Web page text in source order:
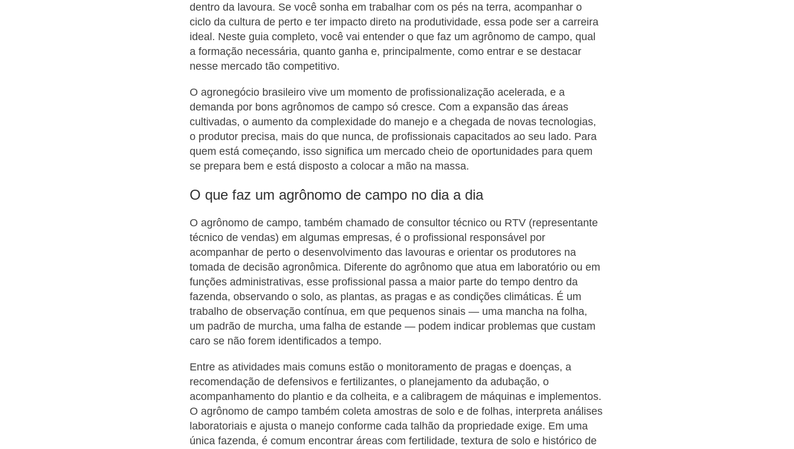
dentro da lavoura. Se você sonha em trabalhar com os pés na terra, acompanhar o
ciclo da cultura de perto e ter impacto direto na produtividade, essa pode ser a carreira
ideal. Neste guia completo, você vai entender o que faz um agrônomo de campo, qual
a formação necessária, quanto ganha e, principalmente, como entrar e se destacar
nesse mercado tão competitivo.
O agronegócio brasileiro vive um momento de profissionalização acelerada, e a
demanda por bons agrônomos de campo só cresce. Com a expansão das áreas
cultivadas, o aumento da complexidade do manejo e a chegada de novas tecnologias,
o produtor precisa, mais do que nunca, de profissionais capacitados ao seu lado. Para
quem está começando, isso significa um mercado cheio de oportunidades para quem
se prepara bem e está disposto a colocar a mão na massa.
O que faz um agrônomo de campo no dia a dia
O agrônomo de campo, também chamado de consultor técnico ou RTV (representante
técnico de vendas) em algumas empresas, é o profissional responsável por
acompanhar de perto o desenvolvimento das lavouras e orientar os produtores na
tomada de decisão agronômica. Diferente do agrônomo que atua em laboratório ou em
funções administrativas, esse profissional passa a maior parte do tempo dentro da
fazenda, observando o solo, as plantas, as pragas e as condições climáticas. É um
trabalho de observação contínua, em que pequenos sinais — uma mancha na folha,
um padrão de murcha, uma falha de estande — podem indicar problemas que custam
caro se não forem identificados a tempo.
Entre as atividades mais comuns estão o monitoramento de pragas e doenças, a
recomendação de defensivos e fertilizantes, o planejamento da adubação, o
acompanhamento do plantio e da colheita, e a calibragem de máquinas e implementos.
O agrônomo de campo também coleta amostras de solo e de folhas, interpreta análises
laboratoriais e ajusta o manejo conforme cada talhão da propriedade exige. Em uma
única fazenda, é comum encontrar áreas com fertilidade, textura de solo e histórico de